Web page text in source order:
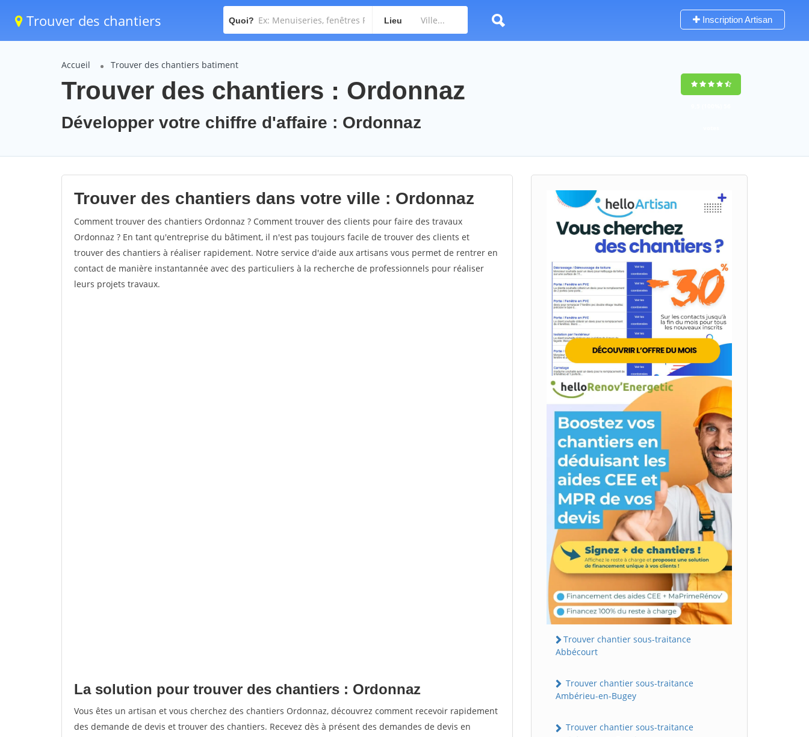
Trouver des chantiers Quoi? Lieu Inscription Artisan
Accueil Trouver des chantiers batiment
Trouver des chantiers : Ordonnaz
Développer votre chiffre d'affaire : Ordonnaz
Trouver des chantiers dans votre ville : Ordonnaz
Comment trouver des chantiers Ordonnaz ? Comment trouver des clients pour faire des travaux
Ordonnaz ? En tant qu'entreprise du bâtiment, il n'est pas toujours facile de trouver des clients et
trouver des chantiers à réaliser rapidement. Notre service d'aide aux artisans vous permet de rentrer en
contact de manière instantannée avec des particuliers à la recherche de professionnels pour réaliser
leurs projets travaux.
La solution pour trouver des chantiers : Ordonnaz
Vous êtes un artisan et vous cherchez des chantiers Ordonnaz, découvrez comment recevoir rapidement
des demande de devis et trouver des chantiers. Recevez dès à présent des demandes de devis en
Trouver chantier sous-traitance
Abbécourt
Trouver chantier sous-traitance
Ambérieu-en-Bugey
Trouver chantier sous-traitance